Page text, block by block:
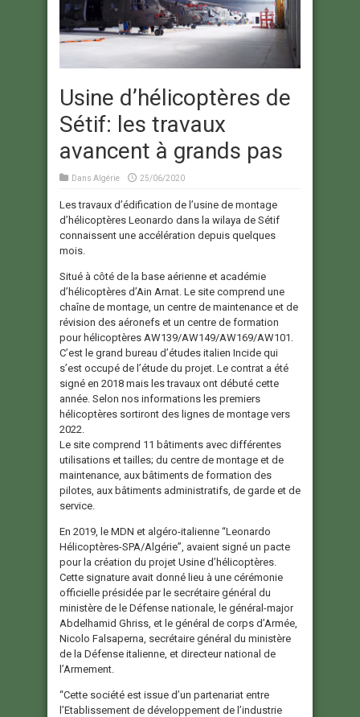
Usine d’hélicoptères de
Sétif: les travaux
avancent à grands pas
Dans Algérie 25/06/2020
Les travaux d’édification de l’usine de montage
d’hélicoptères Leonardo dans la wilaya de Sétif
connaissent une accélération depuis quelques
mois.
Situé à côté de la base aérienne et académie
d’hélicoptères d’Ain Arnat. Le site comprend une
chaîne de montage, un centre de maintenance et de
révision des aéronefs et un centre de formation
pour hélicoptères AW139/AW149/AW169/AW101.
C’est le grand bureau d’études italien Incide qui
s’est occupé de l’étude du projet. Le contrat a été
signé en 2018 mais les travaux ont débuté cette
année. Selon nos informations les premiers
hélicoptères sortiront des lignes de montage vers
2022.
Le site comprend 11 bâtiments avec différentes
utilisations et tailles; du centre de montage et de
maintenance, aux bâtiments de formation des
pilotes, aux bâtiments administratifs, de garde et de
service.
En 2019, le MDN et algéro-italienne “Leonardo
Hélicoptères-SPA/Algérie”, avaient signé un pacte
pour la création du projet Usine d’hélicoptères.
Cette signature avait donné lieu à une cérémonie
officielle présidée par le secrétaire général du
ministère de le Défense nationale, le général-major
Abdelhamid Ghriss, et le général de corps d’Armée,
Nicolo Falsaperna, secrétaire général du ministère
de la Défense italienne, et directeur national de
l’Armement.
“Cette société est issue d’un partenariat entre
l’Etablissement de développement de l’industrie